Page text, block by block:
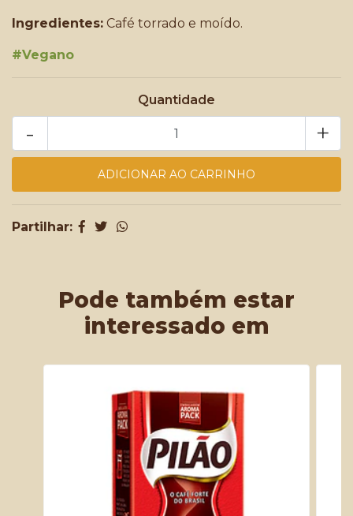
Ingredientes: Café torrado e moído.
#Vegano
Quantidade
+
-
Partilhar:
Pode também estar
interessado em